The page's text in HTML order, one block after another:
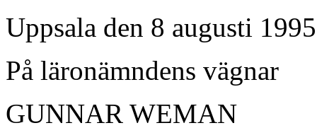
Uppsala den 8 augusti 1995
På läronämndens vägnar
GUNNAR WEMAN